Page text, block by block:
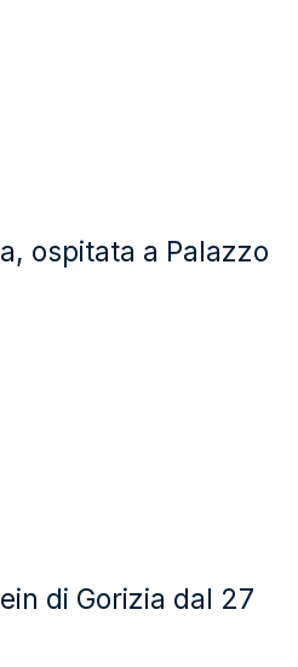
ospitata a Palazzo
di Gorizia dal 27